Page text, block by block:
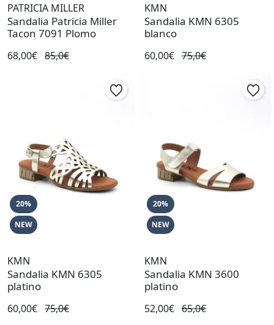
PATRICIA MILLER
Sandalia Patricia Miller
Tacon 7091 Plomo
68,00€ 85,0€
KMN
Sandalia KMN 6305
blanco
60,00€ 75,0€
20%
NEW
KMN
Sandalia KMN 6305
platino
60,00€ 75,0€
20%
NEW
KMN
Sandalia KMN 3600
platino
52,00€ 65,0€